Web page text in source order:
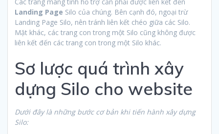
Landing Page Silo của chúng. Bên cạnh đó, ngoại trừ
Landing Page Silo, nên tránh liên kết chéo giữa các Silo.
Mặt khác, các trang con trong một Silo cũng không được
liên kết đến các trang con trong một Silo khác.
Sơ lược quá trình xây
dựng Silo cho website
Dưới đây là những bước cơ bản khi tiến hành xây dựng
Silo: